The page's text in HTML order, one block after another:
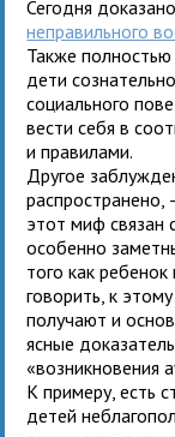
Сегодня
неправильного
Также
дети
социального
вести себя в
и правилами.
Другое
этот миф связан
особенно
того как
говорить, к
получают и
ясные
«возникновения
К примеру, есть
детей